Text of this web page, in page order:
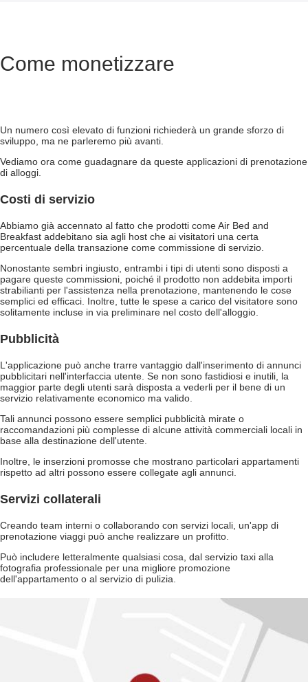
Come monetizzare
Un numero così elevato di funzioni richiederà un grande sforzo di
sviluppo, ma ne parleremo più avanti.
Vediamo ora come guadagnare da queste applicazioni di prenotazione
di alloggi.
Costi di servizio
Abbiamo già accennato al fatto che prodotti come Air Bed and
Breakfast addebitano sia agli host che ai visitatori una certa
percentuale della transazione come commissione di servizio.
Nonostante sembri ingiusto, entrambi i tipi di utenti sono disposti a
pagare queste commissioni, poiché il prodotto non addebita importi
strabilianti per l'assistenza nella prenotazione, mantenendo le cose
semplici ed efficaci. Inoltre, tutte le spese a carico del visitatore sono
solitamente incluse in via preliminare nel costo dell'alloggio.
Pubblicità
L'applicazione può anche trarre vantaggio dall'inserimento di annunci
pubblicitari nell'interfaccia utente. Se non sono fastidiosi e inutili, la
maggior parte degli utenti sarà disposta a vederli per il bene di un
servizio relativamente economico ma valido.
Tali annunci possono essere semplici pubblicità mirate o
raccomandazioni più complesse di alcune attività commerciali locali in
base alla destinazione dell'utente.
Inoltre, le inserzioni promosse che mostrano particolari appartamenti
rispetto ad altri possono essere collegate agli annunci.
Servizi collaterali
Creando team interni o collaborando con servizi locali, un'app di
prenotazione viaggi può anche realizzare un profitto.
Può includere letteralmente qualsiasi cosa, dal servizio taxi alla
fotografia professionale per una migliore promozione
dell'appartamento o al servizio di pulizia.